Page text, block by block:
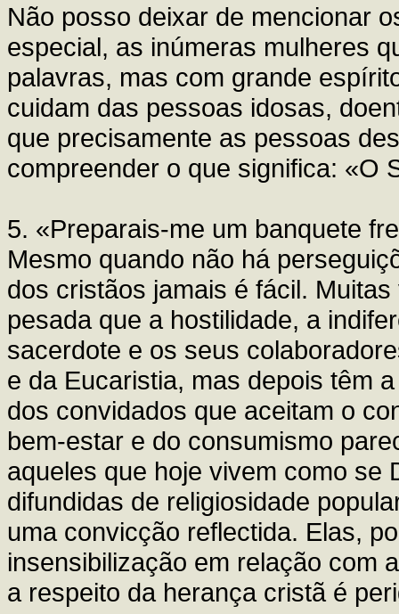
Não posso deixar de mencionar
especial, as inúmeras mulheres
palavras, mas com grande
cuidam das pessoas idosas,
que precisamente as pessoas
compreender o que significa: «O
5. «Preparais-me um banquete
Mesmo quando não há
dos cristãos jamais é fácil.
pesada que a hostilidade, a
sacerdote e os seus
e da Eucaristia, mas depois têm
dos convidados que aceitam o
bem-estar e do consumismo
aqueles que hoje vivem como se
difundidas de religiosidade
uma convicção reflectida. Elas,
insensibilização em relação com
a respeito da herança cristã é